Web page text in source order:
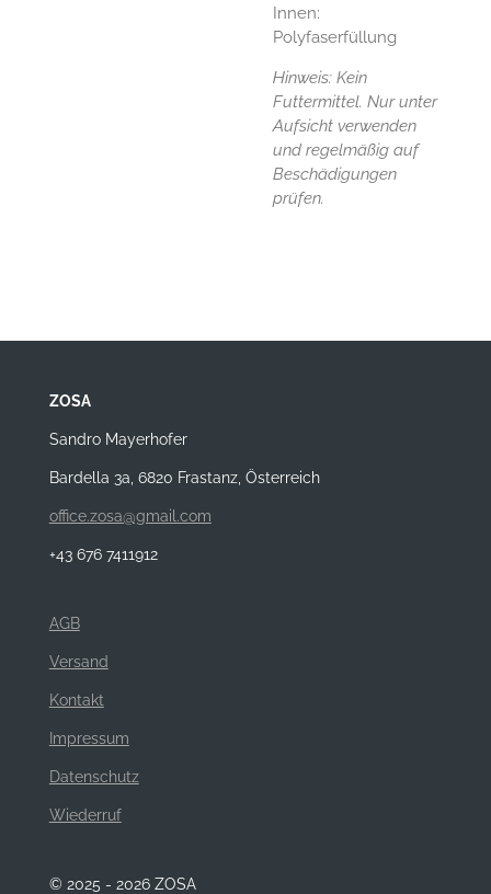
Innen:
Polyfaserfüllung
Hinweis: Kein
Futtermittel. Nur unter
Aufsicht verwenden
und regelmäßig auf
Beschädigungen
prüfen.
ZOSA
Sandro Mayerhofer
Bardella 3a, 6820 Frastanz, Österreich
office.zosa@gmail.com
+43 676 7411912
AGB
Versand
Kontakt
Impressum
Datenschutz
Wiederruf
© 2025 - 2026 ZOSA